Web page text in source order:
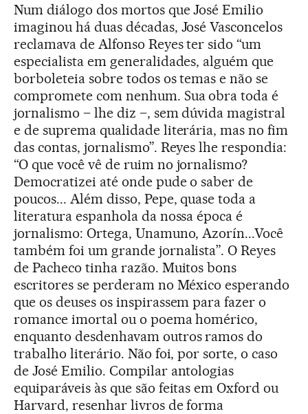
Num diálogo dos mortos que José Emilio
imaginou há duas décadas, José Vasconcelos
reclamava de Alfonso Reyes ter sido “um
especialista em generalidades, alguém que
borboleteia sobre todos os temas e não se
compromete com nenhum. Sua obra toda é
jornalismo – lhe diz –, sem dúvida magistral
e de suprema qualidade literária, mas no fim
das contas, jornalismo”. Reyes lhe respondia:
“O que você vê de ruim no jornalismo?
Democratizei até onde pude o saber de
poucos... Além disso, Pepe, quase toda a
literatura espanhola da nossa época é
jornalismo: Ortega, Unamuno, Azorín...Você
também foi um grande jornalista”. O Reyes
de Pacheco tinha razão. Muitos bons
escritores se perderam no México esperando
que os deuses os inspirassem para fazer o
romance imortal ou o poema homérico,
enquanto desdenhavam outros ramos do
trabalho literário. Não foi, por sorte, o caso
de José Emilio. Compilar antologias
equiparáveis às que são feitas em Oxford ou
Harvard, resenhar livros de forma